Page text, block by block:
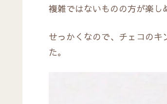
複雑ではないものの方が楽し
せっかくなので、チェコの
た。